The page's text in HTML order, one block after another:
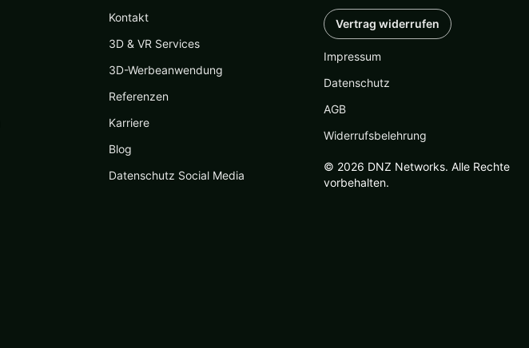
Kontakt
3D & VR Services
3D-Werbeanwendung
Referenzen
Karriere
Blog
Datenschutz Social Media
Vertrag widerrufen
Impressum
Datenschutz
AGB
Widerrufsbelehrung
© 2026 DNZ Networks. Alle Rechte
vorbehalten.